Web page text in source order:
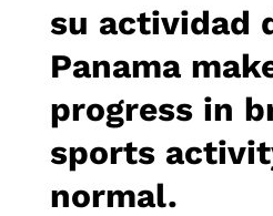
su actividad
Panama
progress in
sports
normal.